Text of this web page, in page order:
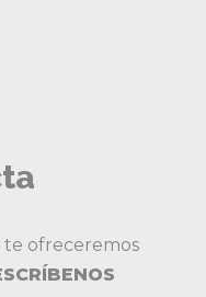
te ofreceremos